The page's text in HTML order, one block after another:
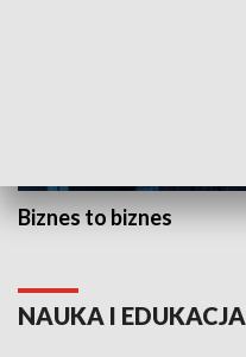
Biznes to biznes
NAUKA I EDUKACJA